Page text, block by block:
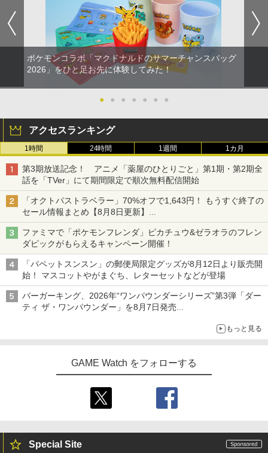
ポケモンコラボ「マクドナルドのサマーチャンスバッグ
2026」をひと足お先に体験してみた！
● ● ● ● ● ● ●
アクセスランキング
1時間 24時間 1週間 1カ月
第3期放送記念！ アニメ「薬屋のひとりごと」第1期・第2期全
話を「TVer」にて期間限定で順次無料配信開始
「オクトパストラベラー」70%オフで1,643円！ もうすぐ終了の
セール情報まとめ【8月8日更新】
ニンテンドーeショップでは「大神 絶景版」が67%オフで990円
ファミマで「ポケモンフレンダ」ピカチュウ&ゼラオラのフレン
ダピックがもらえるキャンペーン開催！
「パペットスンスン」の郵便局限定グッズが8月12日より販売開
始！ マスコットやがまぐち、レターセットなどが登場
バーガーキング、2026年“ワンパウンダーシリーズ”第3弾「ダー
ティ ザ・ワンパウンダー」を8月7日発売
もっと見る
GAME Watch をフォローする
Special Site